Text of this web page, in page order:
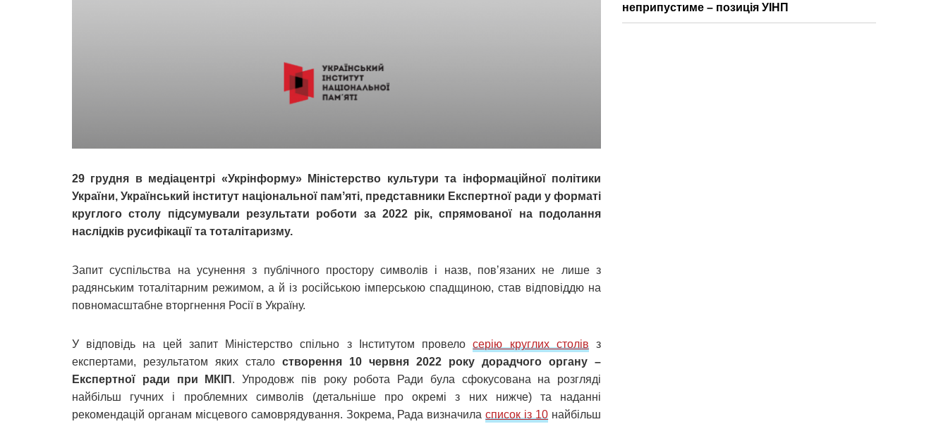
29 грудня в медіацентрі «Укрінформу» Міністерство культури та інформаційної політики
України, Український інститут національної памʼяті, представники Експертної ради у форматі
круглого столу підсумували результати роботи за 2022 рік, спрямованої на подолання
наслідків русифікації та тоталітаризму.
Запит суспільства на усунення з публічного простору символів і назв, повʼязаних не лише з
радянським тоталітарним режимом, а й із російською імперською спадщиною, став відповіддю на
повномасштабне вторгнення Росії в Україну.
У відповідь на цей запит Міністерство спільно з Інститутом провелосерію круглих столів з
експертами, результатом яких стало створення 10 червня 2022 року дорадчого органу –
Експертної ради при МКІП . Упродовж пів року робота Ради була сфокусована на розгляді
найбільш гучних і проблемних символів (детальніше про окремі з них нижче) та наданні
рекомендацій органам місцевого самоврядування. Зокрема, Рада визначиласписок із 10 найбільш
неприпустиме – позиція УІНП